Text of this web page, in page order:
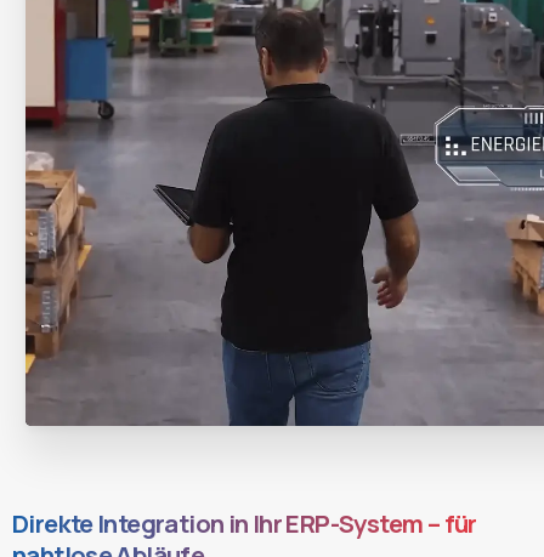
Direkte Integration in Ihr ERP-System – für